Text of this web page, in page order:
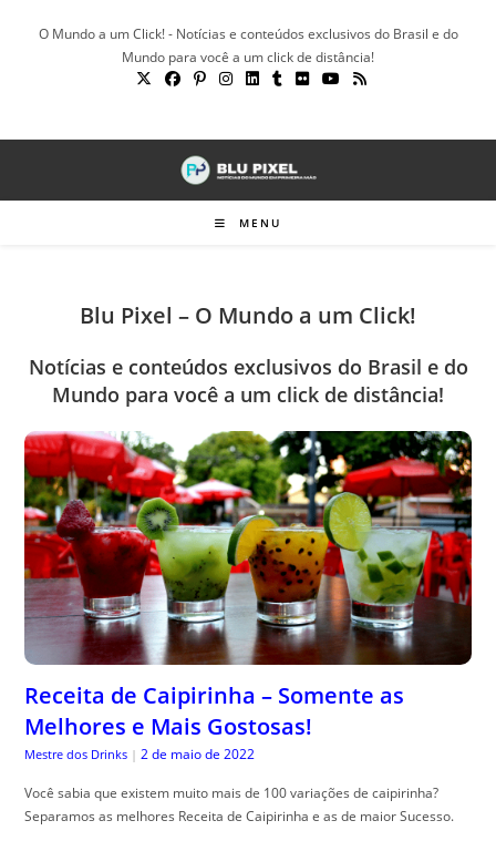
O Mundo a um Click! - Notícias e conteúdos exclusivos do Brasil e do
Mundo para você a um click de distância!
MENU
Blu Pixel – O Mundo a um Click!
Notícias e conteúdos exclusivos do Brasil e do
Mundo para você a um click de distância!
Receita de Caipirinha – Somente as
Melhores e Mais Gostosas!
Mestre dos Drinks | 2 de maio de 2022
Você sabia que existem muito mais de 100 variações de caipirinha?
Separamos as melhores Receita de Caipirinha e as de maior Sucesso.